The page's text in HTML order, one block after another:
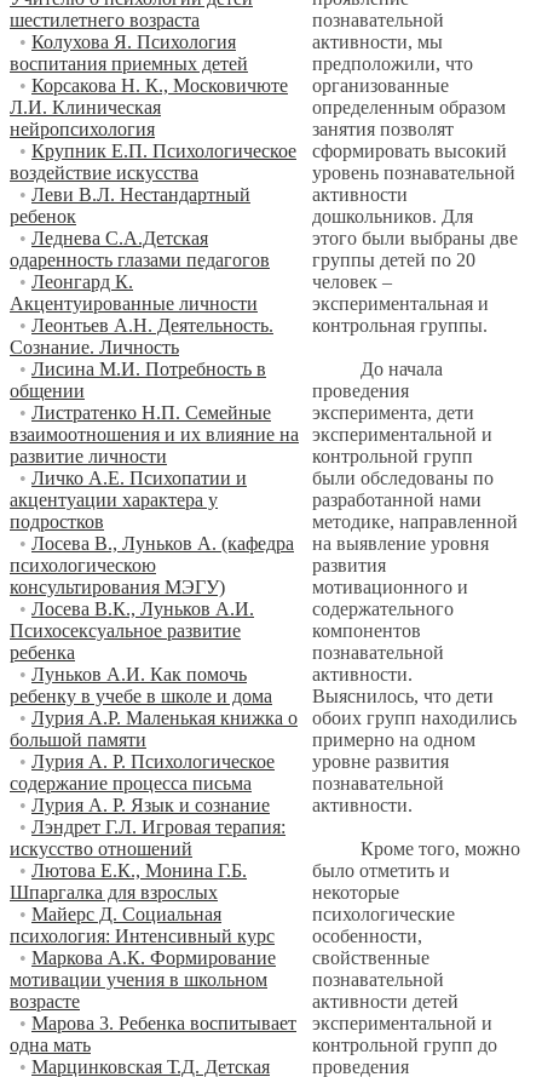
шестилетнего возраста
• Колухова Я. Психология
воспитания приемных детей
• Корсакова Н. К., Московичюте
Л.И. Клиническая
нейропсихология
• Крупник Е.П. Психологическое
воздействие искусства
• Леви В.Л. Нестандартный
ребенок
• Леднева С.А.Детская
одаренность глазами педагогов
• Леонгард К.
Акцентуированные личности
• Леонтьев А.Н. Деятельность.
Сознание. Личность
• Лисина М.И. Потребность в
общении
• Листратенко Н.П. Семейные
взаимоотношения и их влияние на
развитие личности
• Личко А.Е. Психопатии и
акцентуации характера у
подростков
• Лосева В., Луньков А. (кафедра
психологическою
консультирования МЭГУ)
• Лосева В.К., Луньков А.И.
Психосексуальное развитие
ребенка
• Луньков А.И. Как помочь
ребенку в учебе в школе и дома
• Лурия A.P. Маленькая книжка о
большой памяти
• Лурия А. Р. Психологическое
содержание процесса письма
• Лурия А. Р. Язык и сознание
• Лэндрет Г.Л. Игровая терапия:
искусство отношений
• Лютова Е.К., Монина Г.Б.
Шпаргалка для взрослых
• Майерс Д. Социальная
психология: Интенсивный курс
• Маркова А.К. Формирование
мотивации учения в школьном
возрасте
• Марова 3. Ребенка воспитывает
одна мать
• Марцинковская Т.Д. Детская
познавательной
активности, мы
предположили, что
организованные
определенным образом
занятия позволят
сформировать высокий
уровень познавательной
активности
дошкольников. Для
этого были выбраны две
группы детей по 20
человек –
экспериментальная и
контрольная группы.
До начала
проведения
эксперимента, дети
экспериментальной и
контрольной групп
были обследованы по
разработанной нами
методике, направленной
на выявление уровня
развития
мотивационного и
содержательного
компонентов
познавательной
активности.
Выяснилось, что дети
обоих групп находились
примерно на одном
уровне развития
познавательной
активности.
Кроме того, можно
было отметить и
некоторые
психологические
особенности,
свойственные
познавательной
активности детей
экспериментальной и
контрольной групп до
проведения